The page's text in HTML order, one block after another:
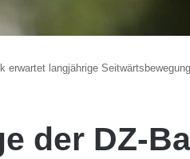
erwartet langjährige
der DZ-